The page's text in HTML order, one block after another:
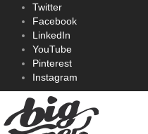
Twitter
Facebook
LinkedIn
YouTube
Pinterest
Instagram